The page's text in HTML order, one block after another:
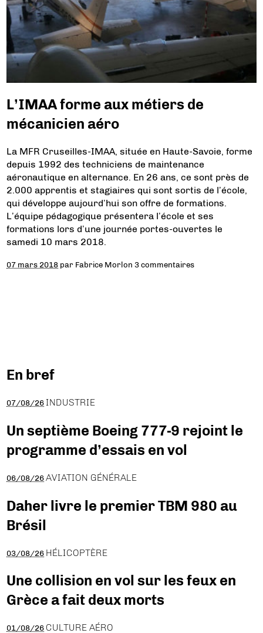
L’IMAA forme aux métiers de
mécanicien aéro
La MFR Cruseilles-IMAA, située en Haute-Savoie, forme
depuis 1992 des techniciens de maintenance
aéronautique en alternance. En 26 ans, ce sont près de
2.000 apprentis et stagiaires qui sont sortis de l’école,
qui développe aujourd’hui son offre de formations.
L’équipe pédagogique présentera l’école et ses
formations lors d’une journée portes-ouvertes le
samedi 10 mars 2018.
07 mars 2018 par Fabrice Morlon 3 commentaires
En bref
07/08/26 INDUSTRIE
Un septième Boeing 777-9 rejoint le
programme d’essais en vol
06/08/26 AVIATION GÉNÉRALE
Daher livre le premier TBM 980 au
Brésil
03/08/26 HÉLICOPTÈRE
Une collision en vol sur les feux en
Grèce a fait deux morts
01/08/26 CULTURE AÉRO